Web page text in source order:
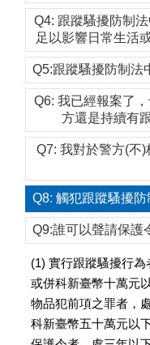
Q4: 跟蹤騷擾防制
足以影響日常生活
Q5:跟蹤騷擾防制法
Q6: 我已經報案了
方還是持續有
Q7: 我對於警方(不
Q8: 觸犯跟蹤騷擾
Q9:誰可以聲請保護
(1) 實行跟蹤騷擾行
或併科新臺幣十萬元
物品犯前項之罪者，
科新臺幣五十萬元以